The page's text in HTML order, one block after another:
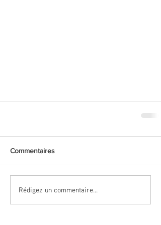
Commentaires
Rédigez un commentaire...